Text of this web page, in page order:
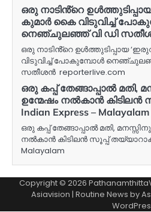
ഒരു നാടിൻ്റെ
കുമാർ കൈ വിടുവിച്ച്
നെഞ്ചുലഞ്ഞ് വി ഡി സതീശൻ
ഒരു നാടിൻ്റെ ഉൾത്തുടിപ്പായ
വിടുവിച്ച് പോകുമ്പോൾ
സതീശൻ reporterlive.com
ഒരു കപ്പ് തേങ്ങാപ്പാൽ മതി,
ഉന്മേഷം നൽകാൻ കിടിലൻ
Indian Express – Malayalam
ഒരു കപ്പ് തേങ്ങാപ്പാൽ മതി,
നൽകാൻ കിടിലൻ സൂപ്പ്
Malayalam
Copyright © 2026
Asiavision | Routine News by